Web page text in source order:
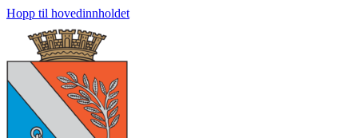
Hopp til hovedinnholdet